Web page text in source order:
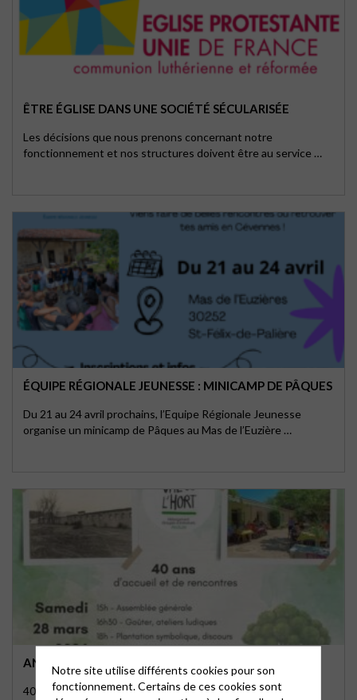
ÊTRE ÉGLISE DANS UNE SOCIÉTÉ SÉCULARISÉE
Les décisions que nous prenons concernant notre
fonctionnement et nos structures doivent être au service …
ÉQUIPE RÉGIONALE JEUNESSE : MINICAMP DE PÂQUES
Du 21 au 24 avril prochains, l’Equipe Régionale Jeunesse
organise un minicamp de Pâques au Mas de l’Euzière …
ANDUZE, LES 40 ANS DU VAL DE L’HORT
40 années d’accueil, de projets, de rencontres et
Notre site utilise différents cookies pour son
fonctionnement. Certains de ces cookies sont